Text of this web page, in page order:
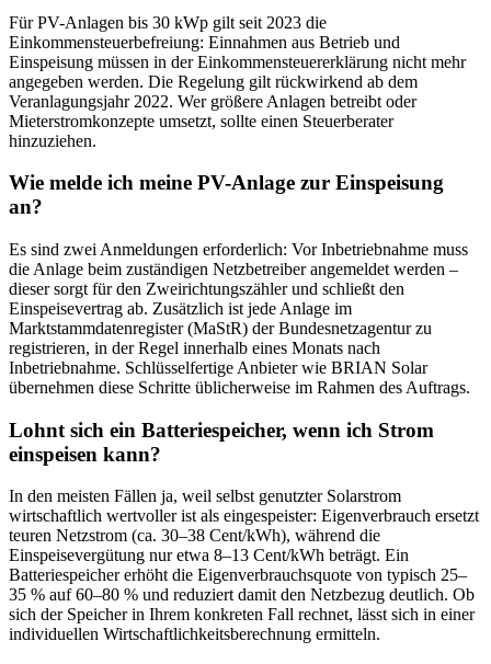
Für PV-Anlagen bis 30 kWp gilt seit 2023 die
Einkommensteuerbefreiung: Einnahmen aus Betrieb und
Einspeisung müssen in der Einkommensteuererklärung nicht mehr
angegeben werden. Die Regelung gilt rückwirkend ab dem
Veranlagungsjahr 2022. Wer größere Anlagen betreibt oder
Mieterstromkonzepte umsetzt, sollte einen Steuerberater
hinzuziehen.
Wie melde ich meine PV-Anlage zur Einspeisung
an?
Es sind zwei Anmeldungen erforderlich: Vor Inbetriebnahme muss
die Anlage beim zuständigen Netzbetreiber angemeldet werden –
dieser sorgt für den Zweirichtungszähler und schließt den
Einspeisevertrag ab. Zusätzlich ist jede Anlage im
Marktstammdatenregister (MaStR) der Bundesnetzagentur zu
registrieren, in der Regel innerhalb eines Monats nach
Inbetriebnahme. Schlüsselfertige Anbieter wie BRIAN Solar
übernehmen diese Schritte üblicherweise im Rahmen des Auftrags.
Lohnt sich ein Batteriespeicher, wenn ich Strom
einspeisen kann?
In den meisten Fällen ja, weil selbst genutzter Solarstrom
wirtschaftlich wertvoller ist als eingespeister: Eigenverbrauch ersetzt
teuren Netzstrom (ca. 30–38 Cent/kWh), während die
Einspeisevergütung nur etwa 8–13 Cent/kWh beträgt. Ein
Batteriespeicher erhöht die Eigenverbrauchsquote von typisch 25–
35 % auf 60–80 % und reduziert damit den Netzbezug deutlich. Ob
sich der Speicher in Ihrem konkreten Fall rechnet, lässt sich in einer
individuellen Wirtschaftlichkeitsberechnung ermitteln.